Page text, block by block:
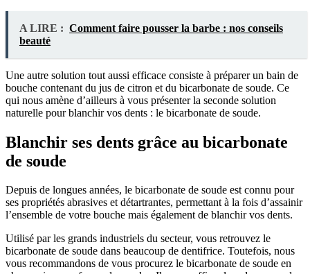
A LIRE : Comment faire pousser la barbe : nos conseils
beauté
Une autre solution tout aussi efficace consiste à préparer un bain de
bouche contenant du jus de citron et du bicarbonate de soude. Ce
qui nous amène d’ailleurs à vous présenter la seconde solution
naturelle pour blanchir vos dents : le bicarbonate de soude.
Blanchir ses dents grâce au bicarbonate
de soude
Depuis de longues années, le bicarbonate de soude est connu pour
ses propriétés abrasives et détartrantes, permettant à la fois d’assainir
l’ensemble de votre bouche mais également de blanchir vos dents.
Utilisé par les grands industriels du secteur, vous retrouvez le
bicarbonate de soude dans beaucoup de dentifrice. Toutefois, nous
vous recommandons de vous procurez le bicarbonate de soude en